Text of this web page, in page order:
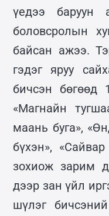
үедээ баруун
боловсролын
байсан ажээ.
гэдэг яруу
бичсэн бөгөөд
«Магнайн
маань буга»,
бүхэн»,
зохиож зарим
дээр зан үйл
шүлэг